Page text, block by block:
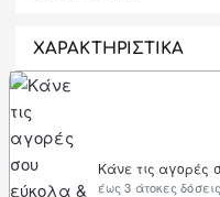
ΧΑΡΑΚΤΗΡΙΣΤΙΚΑ
Κάνε τις αγορές
έως 3 άτοκες